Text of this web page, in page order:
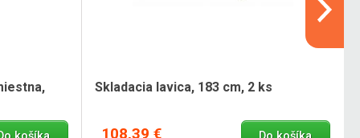
Skladacia lavica, 183 cm, 2 ks
108,39 €